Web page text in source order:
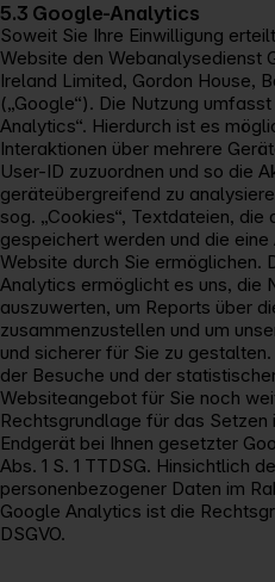
5.3 Google-Analytics
Soweit Sie Ihre Einwilligung
Website den Webanalysedienst
Ireland Limited, Gordon House,
(„Google“). Die Nutzung
Analytics“. Hierdurch ist es
Interaktionen über mehrere
User-ID zuzuordnen und so die
geräteübergreifend zu
sog. „Cookies“, Textdateien, die
gespeichert werden und die
Website durch Sie ermöglichen.
Analytics ermöglicht es uns, die
auszuwerten, um Reports über
zusammenzustellen und um
und sicherer für Sie zu
der Besuche und der
Websiteangebot für Sie noch
Rechtsgrundlage für das
Endgerät bei Ihnen gesetzter
Abs. 1 S. 1 TTDSG. Hinsichtlich
personenbezogener Daten im
Google Analytics ist die
DSGVO.